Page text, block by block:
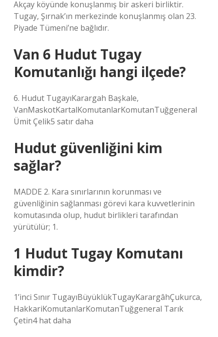
Akçay köyünde konuşlanmış bir askeri birliktir.
Tugay, Şırnak’ın merkezinde konuşlanmış olan 23.
Piyade Tümeni’ne bağlıdır.
Van 6 Hudut Tugay
Komutanlığı hangi ilçede?
6. Hudut TugayıKarargah Başkale,
VanMaskotKartalKomutanlarKomutanTuğgeneral
Ümit Çelik5 satır daha
Hudut güvenliğini kim
sağlar?
MADDE 2. Kara sınırlarının korunması ve
güvenliğinin sağlanması görevi kara kuvvetlerinin
komutasında olup, hudut birlikleri tarafından
yürütülür; 1.
1 Hudut Tugay Komutanı
kimdir?
1’inci Sınır TugayıBüyüklükTugayKarargâhÇukurca,
HakkariKomutanlarKomutanTuğgeneral Tarık
Çetin4 hat daha